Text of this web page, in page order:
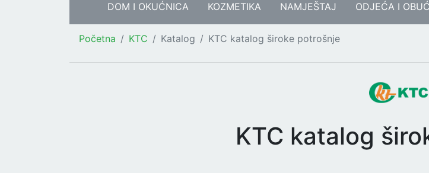
DOM I OKUĆNICA KOZMETIKA NAMJEŠTAJ ODJEĆA I
Početna KTC Katalog KTC katalog široke potrošnje
KTC katalog